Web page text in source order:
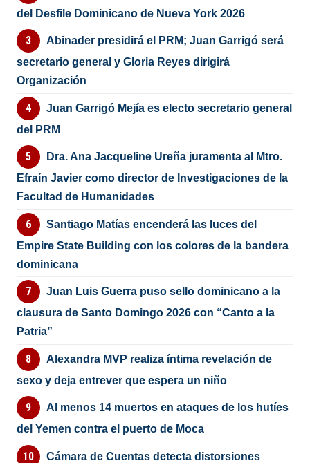
del Desfile Dominicano de Nueva York 2026
Abinader presidirá el PRM; Juan Garrigó será
secretario general y Gloria Reyes dirigirá
Organización
Juan Garrigó Mejía es electo secretario general
del PRM
Dra. Ana Jacqueline Ureña juramenta al Mtro.
Efraín Javier como director de Investigaciones de la
Facultad de Humanidades
Santiago Matías encenderá las luces del
Empire State Building con los colores de la bandera
dominicana
Juan Luis Guerra puso sello dominicano a la
clausura de Santo Domingo 2026 con “Canto a la
Patria”
Alexandra MVP realiza íntima revelación de
sexo y deja entrever que espera un niño
Al menos 14 muertos en ataques de los hutíes
del Yemen contra el puerto de Moca
Cámara de Cuentas detecta distorsiones